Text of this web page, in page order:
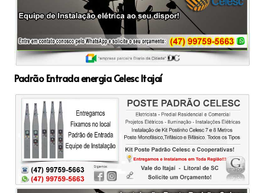
Padrão Entrada energia Celesc Itajaí